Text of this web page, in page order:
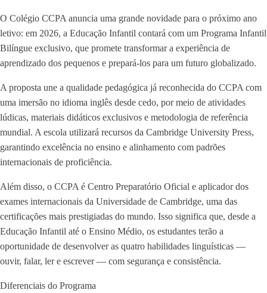
O Colégio CCPA anuncia uma grande novidade para o próximo ano
letivo: em 2026, a Educação Infantil contará com um Programa Infantil
Bilíngue exclusivo, que promete transformar a experiência de
aprendizado dos pequenos e prepará-los para um futuro globalizado.
A proposta une a qualidade pedagógica já reconhecida do CCPA com
uma imersão no idioma inglês desde cedo, por meio de atividades
lúdicas, materiais didáticos exclusivos e metodologia de referência
mundial. A escola utilizará recursos da Cambridge University Press,
garantindo excelência no ensino e alinhamento com padrões
internacionais de proficiência.
Além disso, o CCPA é Centro Preparatório Oficial e aplicador dos
exames internacionais da Universidade de Cambridge, uma das
certificações mais prestigiadas do mundo. Isso significa que, desde a
Educação Infantil até o Ensino Médio, os estudantes terão a
oportunidade de desenvolver as quatro habilidades linguísticas —
ouvir, falar, ler e escrever — com segurança e consistência.
Diferenciais do Programa